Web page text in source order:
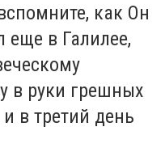
как Он
еще в Галилее,
в руки грешных
в третий день